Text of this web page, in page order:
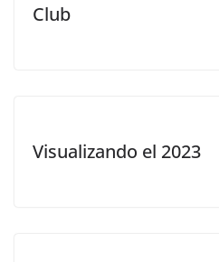
Club
Visualizando el 2023